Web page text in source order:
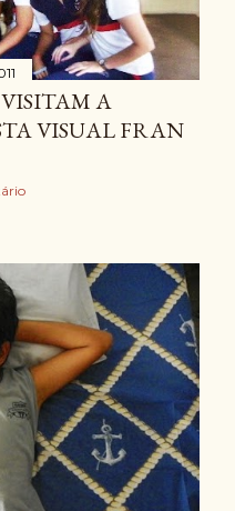
A
VISUAL FRAN